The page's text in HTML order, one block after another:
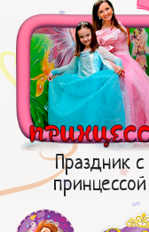
Праздник с
принцессой